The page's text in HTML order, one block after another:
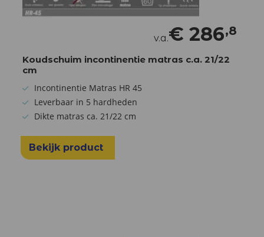
v.a.€ 286,8
Koudschuim incontinentie matras c.a. 21/22
cm
Incontinentie Matras HR 45
Leverbaar in 5 hardheden
Dikte matras ca. 21/22 cm
Bekijk product